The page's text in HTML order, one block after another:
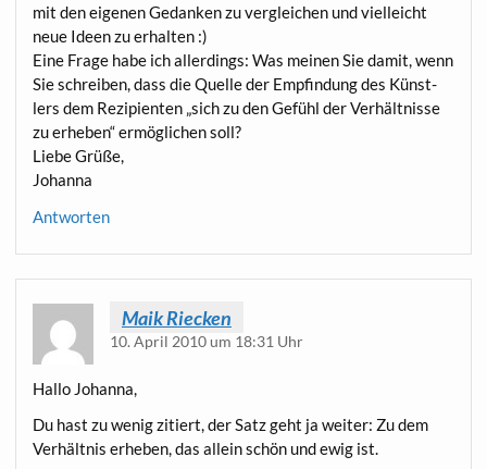
mit den eige­nen Gedan­ken zu ver­glei­chen und viel­leicht
neue Ideen zu erhalten :)
Eine Fra­ge habe ich aller­dings: Was mei­nen Sie damit, wenn
Sie schrei­ben, dass die Quel­le der Emp­fin­dung des Künst­
lers dem Rezi­pi­en­ten „sich zu den Gefühl der Ver­hält­nis­se
zu erhe­ben“ ermög­li­chen soll?
Lie­be Grüße,
Johanna
Antworten
Maik Riecken
10. April 2010 um 18:31 Uhr
Hal­lo Johanna,
Du hast zu wenig zitiert, der Satz geht ja wei­ter: Zu dem
Ver­hält­nis erhe­ben, das allein schön und ewig ist.